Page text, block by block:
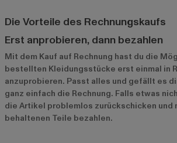
Die Vorteile des Rechnungskaufs
Erst anprobieren, dann bezahlen
Mit dem Kauf auf Rechnung hast du die
bestellten Kleidungsstücke erst einmal in
anzuprobieren. Passt alles und gefällt es
ganz einfach die Rechnung. Falls etwas
die Artikel problemlos zurückschicken und
behaltenen Teile bezahlen.